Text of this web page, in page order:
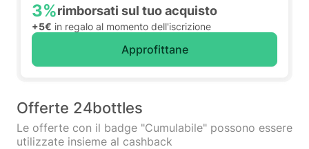
3%rimborsati sul tuo acquisto
+5€ in regalo al momento dell'iscrizione
Approfittane
Offerte 24bottles
Le offerte con il badge "Cumulabile" possono essere
utilizzate insieme al cashback